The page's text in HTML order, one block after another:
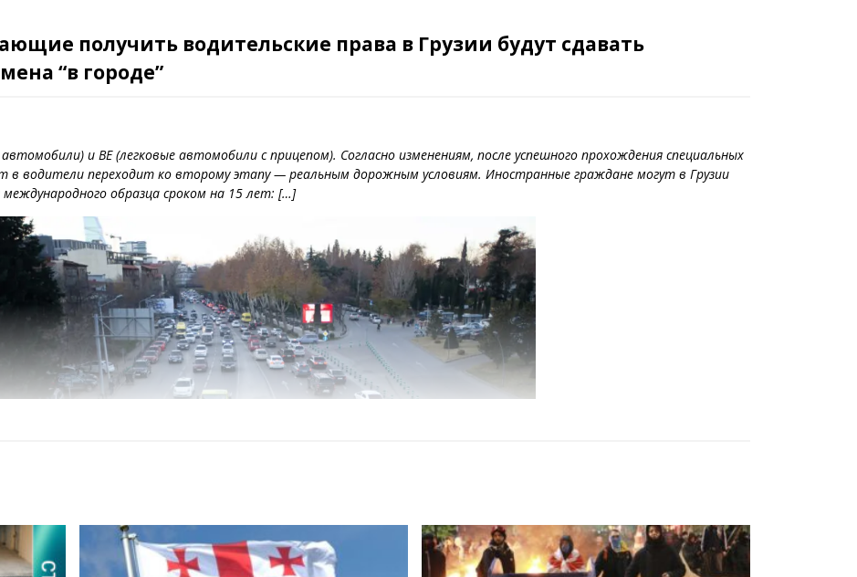
получить водительские права в Грузии будут сдавать
“в городе”
и BE (легковые автомобили с прицепом). Согласно изменениям, после успешного прохождения специальных
в водители переходит ко второму этапу — реальным дорожным условиям. Иностранные граждане могут в Грузии
образца сроком на 15 лет: […]